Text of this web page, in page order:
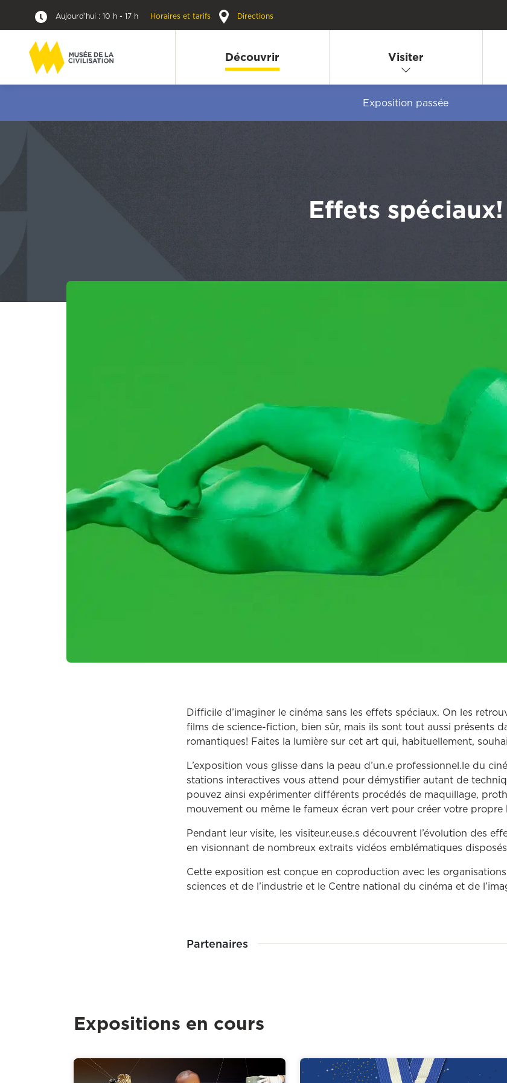
Aujourd’hui : 10 h - 17 h Horaires et tarifs Directions
Découvrir Visiter
Exposition passée
Effets spéciaux!
Difficile d’imaginer le cinéma sans les effets spéciaux. On les
films de science-fiction, bien sûr, mais ils sont tout aussi présents
romantiques! Faites la lumière sur cet art qui, habituellement,
L’exposition vous glisse dans la peau d’un.e professionnel.le du
stations interactives vous attend pour démystifier autant de
pouvez ainsi expérimenter différents procédés de maquillage,
mouvement ou même le fameux écran vert pour créer votre propre
Pendant leur visite, les visiteur.euse.s découvrent l’évolution des
en visionnant de nombreux extraits vidéos emblématiques
Cette exposition est conçue en coproduction avec les
sciences et de l’industrie et le Centre national du cinéma et de
Partenaires
Expositions en cours